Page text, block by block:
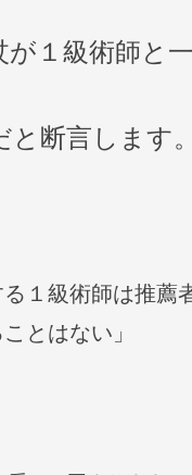
１級術師と
断言します。
１級術師は推薦
とはない」